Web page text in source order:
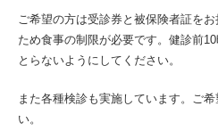
ご希望の方は受診券と被保険者証を
ため食事の制限が必要です。健診前
とらないようにしてください。
また各種検診も実施しています。ご
い。